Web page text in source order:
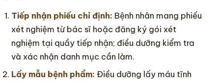
Tiếp nhận phiếu chỉ định: Bệnh nhân mang phiếu
xét nghiệm từ bác sĩ hoặc đăng ký gói xét
nghiệm tại quầy tiếp nhận; điều dưỡng kiểm tra
và xác nhận danh mục cần làm.
Lấy mẫu bệnh phẩm: Điều dưỡng lấy máu tĩnh